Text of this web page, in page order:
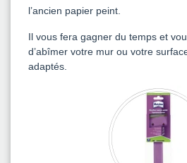
l’ancien papier peint.
Il vous fera gagner du temps et
d’abîmer votre mur ou votre
adaptés.